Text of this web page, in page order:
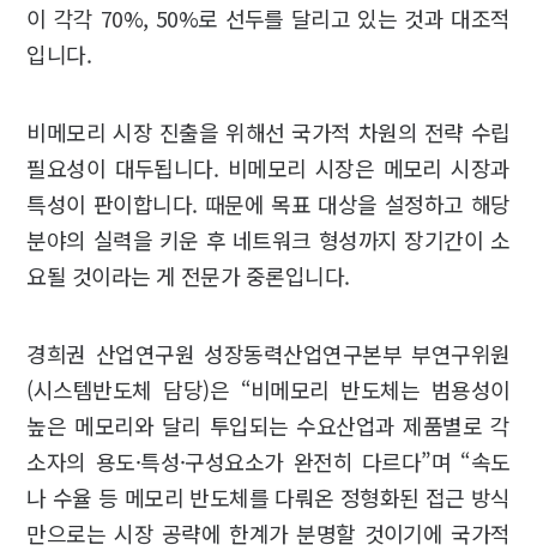
이 각각 70%, 50%로 선두를 달리고 있는 것과 대조적
입니다.
비메모리 시장 진출을 위해선 국가적 차원의 전략 수립
필요성이 대두됩니다. 비메모리 시장은 메모리 시장과
특성이 판이합니다. 때문에 목표 대상을 설정하고 해당
분야의 실력을 키운 후 네트워크 형성까지 장기간이 소
요될 것이라는 게 전문가 중론입니다.
경희권 산업연구원 성장동력산업연구본부 부연구위원
(시스템반도체 담당)은 “비메모리 반도체는 범용성이
높은 메모리와 달리 투입되는 수요산업과 제품별로 각
소자의 용도·특성·구성요소가 완전히 다르다”며 “속도
나 수율 등 메모리 반도체를 다뤄온 정형화된 접근 방식
만으로는 시장 공략에 한계가 분명할 것이기에 국가적